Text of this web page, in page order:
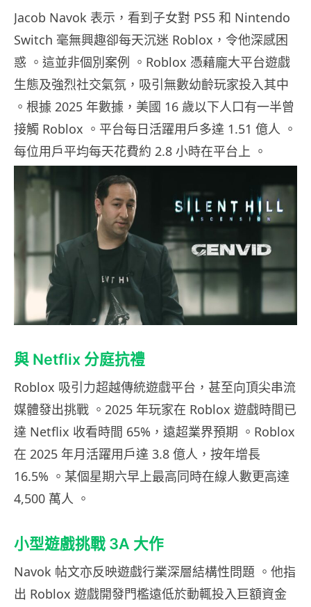
Jacob Navok 表示，看到子女對 PS5 和 Nintendo
Switch 毫無興趣卻每天沉迷 Roblox，令他深感困
惑 。這並非個別案例 。Roblox 憑藉龐大平台遊戲
生態及強烈社交氣氛，吸引無數幼齡玩家投入其中
。根據 2025 年數據，美國 16 歲以下人口有一半曾
接觸 Roblox 。平台每日活躍用戶多達 1.51 億人 。
每位用戶平均每天花費約 2.8 小時在平台上 。
與 Netflix 分庭抗禮
Roblox 吸引力超越傳統遊戲平台，甚至向頂尖串流
媒體發出挑戰 。2025 年玩家在 Roblox 遊戲時間已
達 Netflix 收看時間 65%，遠超業界預期 。Roblox
在 2025 年月活躍用戶達 3.8 億人，按年增長
16.5% 。某個星期六早上最高同時在線人數更高達
4,500 萬人 。
小型遊戲挑戰 3A 大作
Navok 帖文亦反映遊戲行業深層結構性問題 。他指
出 Roblox 遊戲開發門檻遠低於動輒投入巨額資金